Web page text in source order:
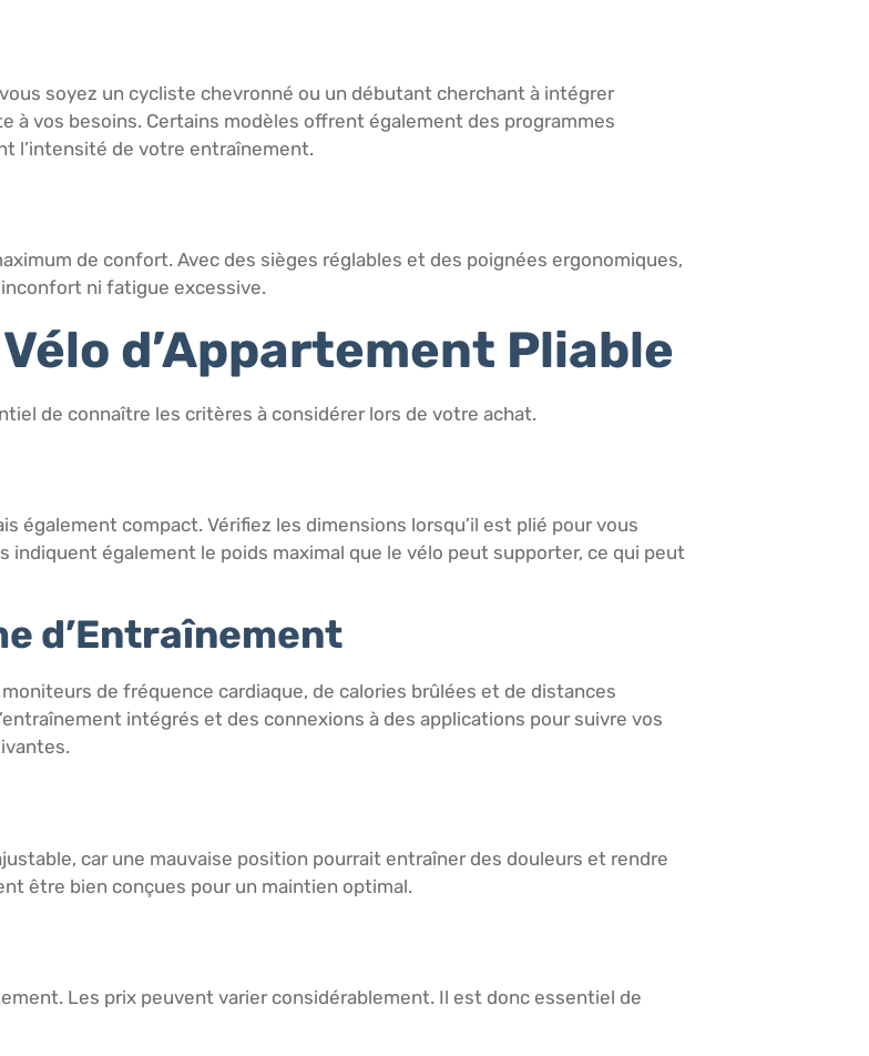
soyez un cycliste chevronné ou un débutant cherchant à intégrer
à vos besoins. Certains modèles offrent également des programmes
l’intensité de votre entraînement.
de confort. Avec des sièges réglables et des poignées ergonomiques,
ni fatigue excessive.
d’Appartement Pliable
de connaître les critères à considérer lors de votre achat.
également compact. Vérifiez les dimensions lorsqu’il est plié pour vous
également le poids maximal que le vélo peut supporter, ce qui peut
d’Entraînement
de fréquence cardiaque, de calories brûlées et de distances
intégrés et des connexions à des applications pour suivre vos
car une mauvaise position pourrait entraîner des douleurs et rendre
être bien conçues pour un maintien optimal.
Les prix peuvent varier considérablement. Il est donc essentiel de